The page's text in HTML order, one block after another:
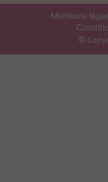
Mentions
©